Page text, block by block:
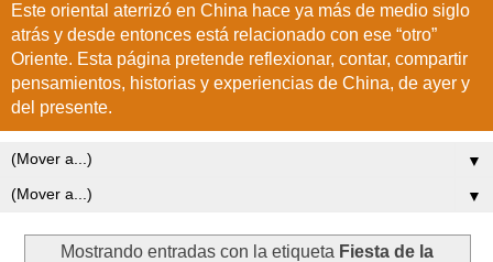
Este oriental aterrizó en China hace ya más de medio siglo
atrás y desde entonces está relacionado con ese “otro”
Oriente. Esta página pretende reflexionar, contar, compartir
pensamientos, historias y experiencias de China, de ayer y
del presente.
▼
▼
Mostrando entradas con la etiqueta Fiesta de la